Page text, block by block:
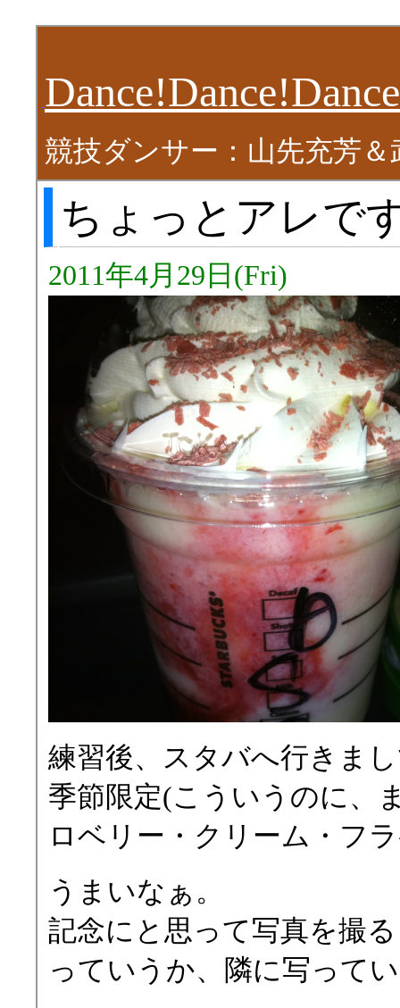
競技ダンサー：山先充芳
ちょっとアレで
2011年4月29日(Fri)
練習後、スタバへ行きま
季節限定(こういうのに、
ロベリー・クリーム・フ
うまいなぁ。
記念にと思って写真を撮
っていうか、隣に写って